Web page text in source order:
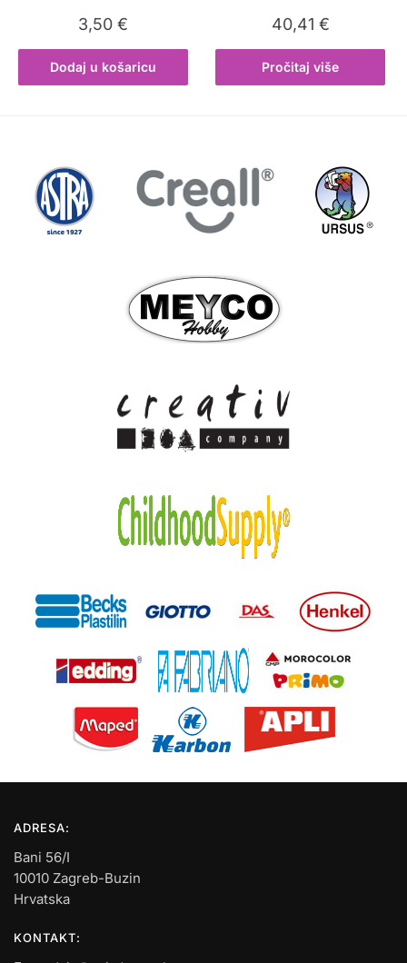
3,50€
Dodaj u košaricu
40,41 €
Pročitaj više
ADRESA:
Bani 56/I
10010 Zagreb-Buzin
Hrvatska
KONTAKT: